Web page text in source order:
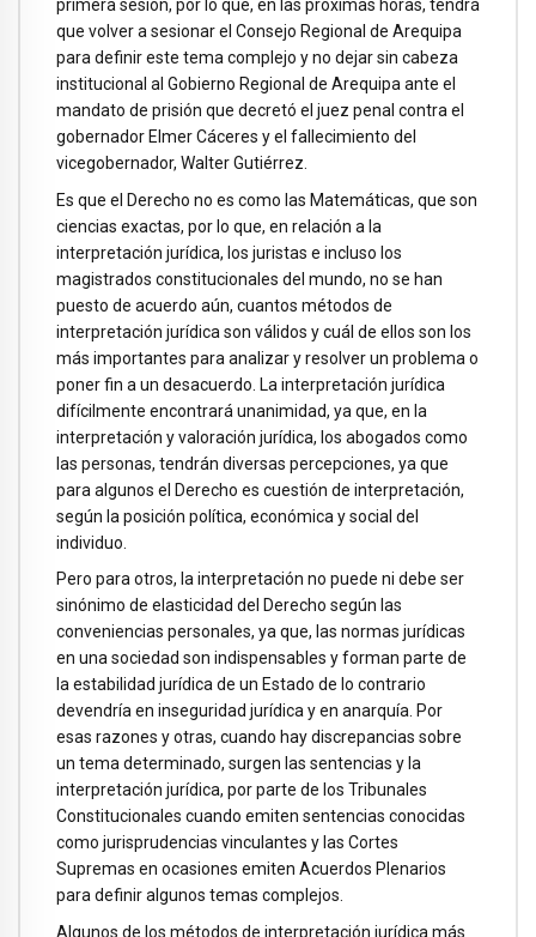
primera sesión, por lo que, en las próximas horas, tendrá
que volver a sesionar el Consejo Regional de Arequipa
para definir este tema complejo y no dejar sin cabeza
institucional al Gobierno Regional de Arequipa ante el
mandato de prisión que decretó el juez penal contra el
gobernador Elmer Cáceres y el fallecimiento del
vicegobernador, Walter Gutiérrez.
Es que el Derecho no es como las Matemáticas, que son
ciencias exactas, por lo que, en relación a la
interpretación jurídica, los juristas e incluso los
magistrados constitucionales del mundo, no se han
puesto de acuerdo aún, cuantos métodos de
interpretación jurídica son válidos y cuál de ellos son los
más importantes para analizar y resolver un problema o
poner fin a un desacuerdo. La interpretación jurídica
difícilmente encontrará unanimidad, ya que, en la
interpretación y valoración jurídica, los abogados como
las personas, tendrán diversas percepciones, ya que
para algunos el Derecho es cuestión de interpretación,
según la posición política, económica y social del
individuo.
Pero para otros, la interpretación no puede ni debe ser
sinónimo de elasticidad del Derecho según las
conveniencias personales, ya que, las normas jurídicas
en una sociedad son indispensables y forman parte de
la estabilidad jurídica de un Estado de lo contrario
devendría en inseguridad jurídica y en anarquía. Por
esas razones y otras, cuando hay discrepancias sobre
un tema determinado, surgen las sentencias y la
interpretación jurídica, por parte de los Tribunales
Constitucionales cuando emiten sentencias conocidas
como jurisprudencias vinculantes y las Cortes
Supremas en ocasiones emiten Acuerdos Plenarios
para definir algunos temas complejos.
Algunos de los métodos de interpretación jurídica más